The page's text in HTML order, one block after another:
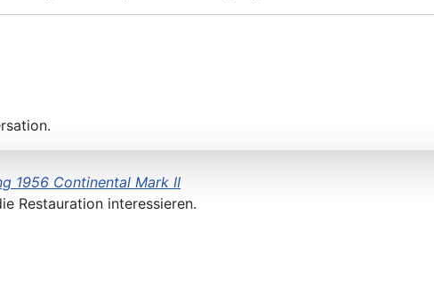
1956 Continental Mark II
Restauration interessieren.